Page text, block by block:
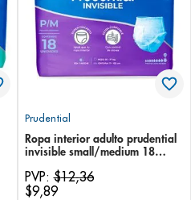
Prudential
Ropa interior adulto prudential
invisible small/medium 18
PVP:$12,36
$9,89